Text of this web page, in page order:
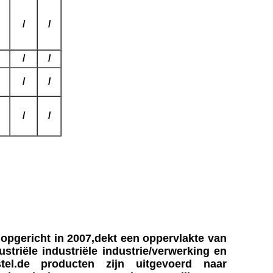
/ /
/
/
/ /
/ /
in 2007,dekt een oppervlakte van
industriële industrie/verwerking en
producten zijn uitgevoerd naar